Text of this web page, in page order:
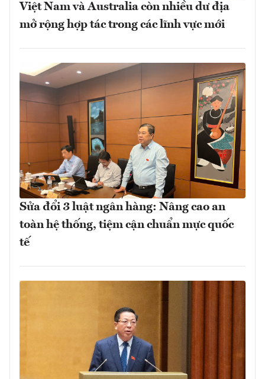
Việt Nam và Australia còn nhiều dư địa
mở rộng hợp tác trong các lĩnh vực mới
Sửa đổi 3 luật ngân hàng: Nâng cao an
toàn hệ thống, tiệm cận chuẩn mực quốc
tế